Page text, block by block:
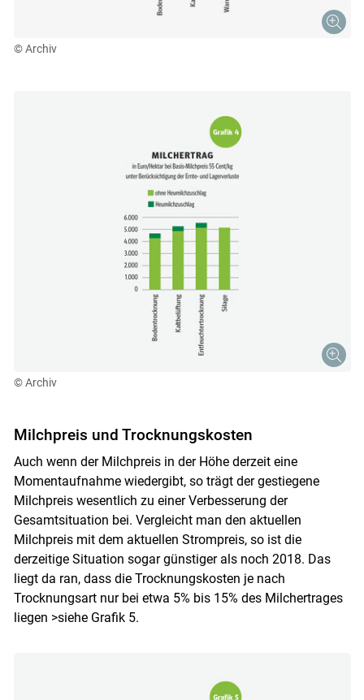
© Archiv
© Archiv
Milchpreis und Trocknungskosten
Auch wenn der Milchpreis in der Höhe derzeit eine
Momentaufnahme wiedergibt, so trägt der gestiegene
Milchpreis wesentlich zu einer Verbesserung der
Gesamtsituation bei. Vergleicht man den aktuellen
Milchpreis mit dem aktuellen Strompreis, so ist die
derzeitige Situation sogar günstiger als noch 2018. Das
liegt da ran, dass die Trocknungskosten je nach
Trocknungsart nur bei etwa 5% bis 15% des Milchertrages
liegen >siehe Grafik 5.